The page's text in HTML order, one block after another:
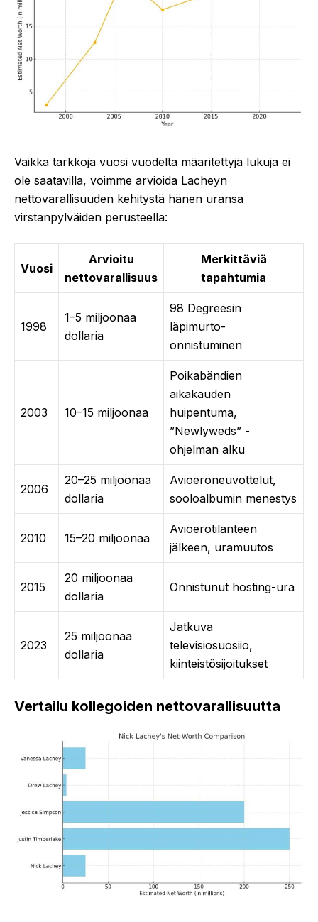
Vaikka tarkkoja vuosi vuodelta määritettyjä lukuja ei
ole saatavilla, voimme arvioida Lacheyn
nettovarallisuuden kehitystä hänen uransa
virstanpylväiden perusteella:
Vuosi
Arvioitu
nettovarallisuus
Merkittäviä
tapahtumia
1998
1–5 miljoonaa
dollaria
98 Degreesin
läpimurto-
onnistuminen
2003 10–15 miljoonaa
Poikabändien
aikakauden
huipentuma,
”Newlyweds” -
ohjelman alku
2006
20–25 miljoonaa
dollaria
Avioeroneuvottelut,
sooloalbumin menestys
2010 15–20 miljoonaa
Avioerotilanteen
jälkeen, uramuutos
2015
20 miljoonaa
dollaria
Onnistunut hosting-ura
2023
25 miljoonaa
dollaria
Jatkuva
televisiosuosiio,
kiinteistösijoitukset
Vertailu kollegoiden nettovarallisuutta